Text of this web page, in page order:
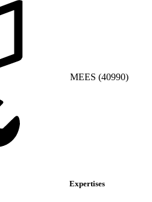
MEES (40990)
Expertises